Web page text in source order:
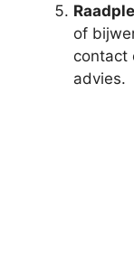
of
contact
advies.